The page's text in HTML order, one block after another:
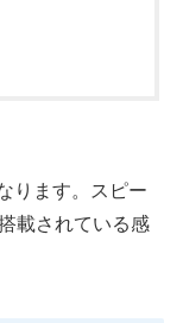
ります。スピー
載されている感